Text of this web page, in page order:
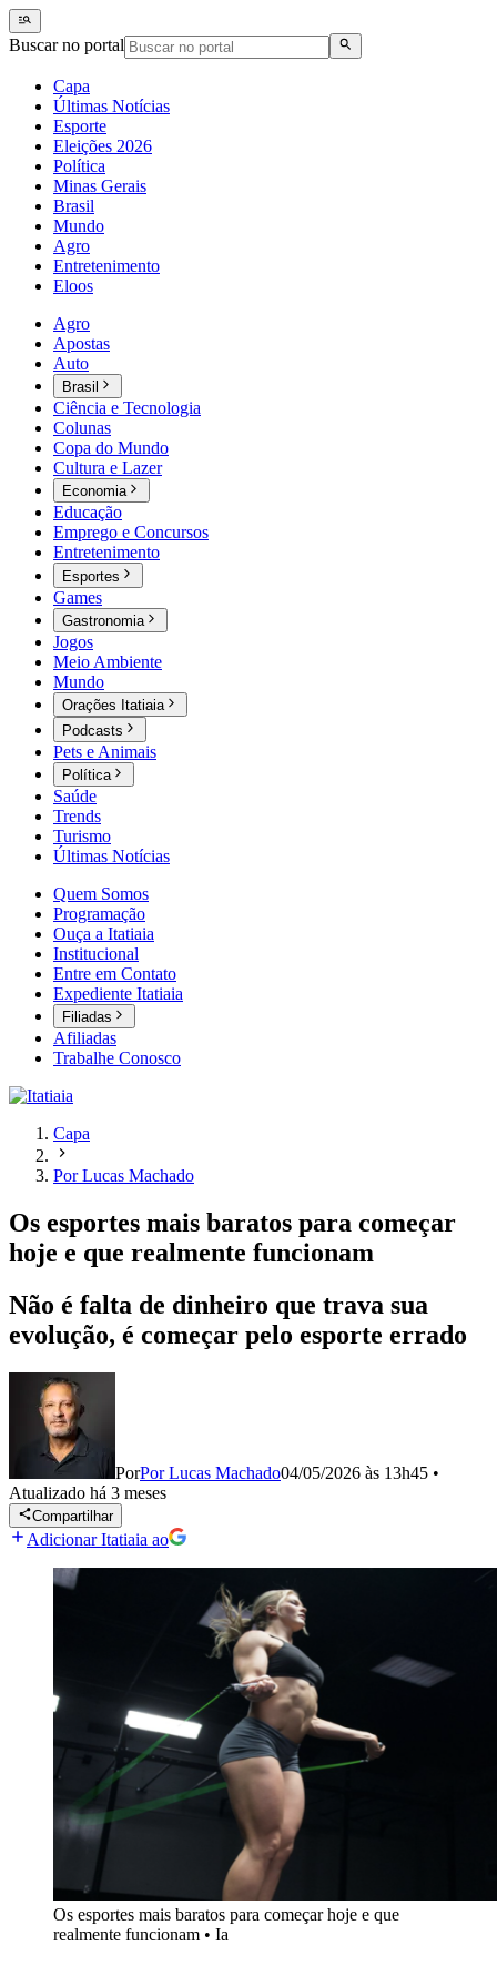
Buscar no portal
Capa
Últimas Notícias
Esporte
Eleições 2026
Política
Minas Gerais
Brasil
Mundo
Agro
Entretenimento
Eloos
Agro
Apostas
Auto
Brasil
Ciência e Tecnologia
Colunas
Copa do Mundo
Cultura e Lazer
Economia
Educação
Emprego e Concursos
Entretenimento
Esportes
Games
Gastronomia
Jogos
Meio Ambiente
Mundo
Orações Itatiaia
Podcasts
Pets e Animais
Política
Saúde
Trends
Turismo
Últimas Notícias
Quem Somos
Programação
Ouça a Itatiaia
Institucional
Entre em Contato
Expediente Itatiaia
Filiadas
Afiliadas
Trabalhe Conosco
Capa
Por Lucas Machado
Os esportes mais baratos para começar
hoje e que realmente funcionam
Não é falta de dinheiro que trava sua
evolução, é começar pelo esporte errado
PorPor Lucas Machado04/05/2026 às 13h45 •
Atualizado há 3 meses
Compartilhar
Adicionar Itatiaia ao
Os esportes mais baratos para começar hoje e que
realmente funcionam • Ia